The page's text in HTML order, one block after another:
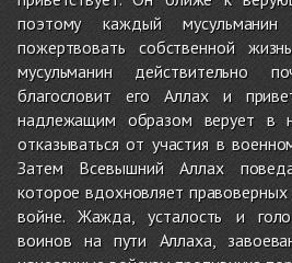
поэтому каждый
пожертвовать собственной
мусульманин действительно
благословит его Аллах и
надлежащим образом верует в
отказываться от участия в
Затем Всевышний Аллах
которое вдохновляет
войне. Жажда, усталость и
воинов на пути Аллаха,